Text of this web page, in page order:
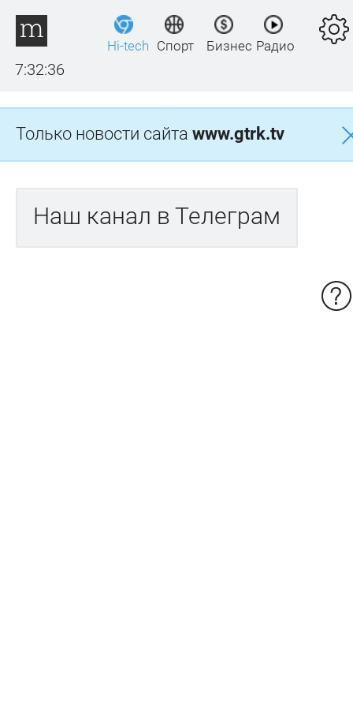
7:32:36
Hi-tech Спорт Бизнес Радио
Только новости сайта www.gtrk.tv
Наш канал в Телеграм